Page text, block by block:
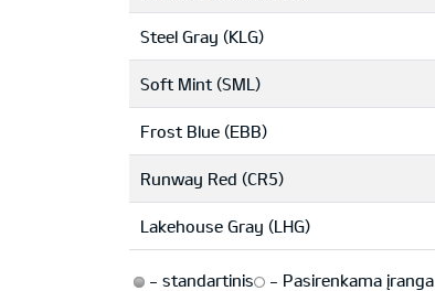
Steel Gray (KLG)
Soft Mint (SML)
Frost Blue (EBB)
Runway Red (CR5)
Lakehouse Gray (LHG)
- standartinis - Pasirenkama įranga